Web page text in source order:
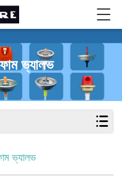
ভ্যালভ
ভ্যালভ